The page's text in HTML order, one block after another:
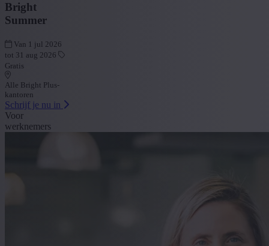
Bright
Summer
Van 1 jul 2026
tot 31 aug 2026
Gratis
Alle Bright Plus-
kantoren
Schrijf je nu in
Voor
werknemers